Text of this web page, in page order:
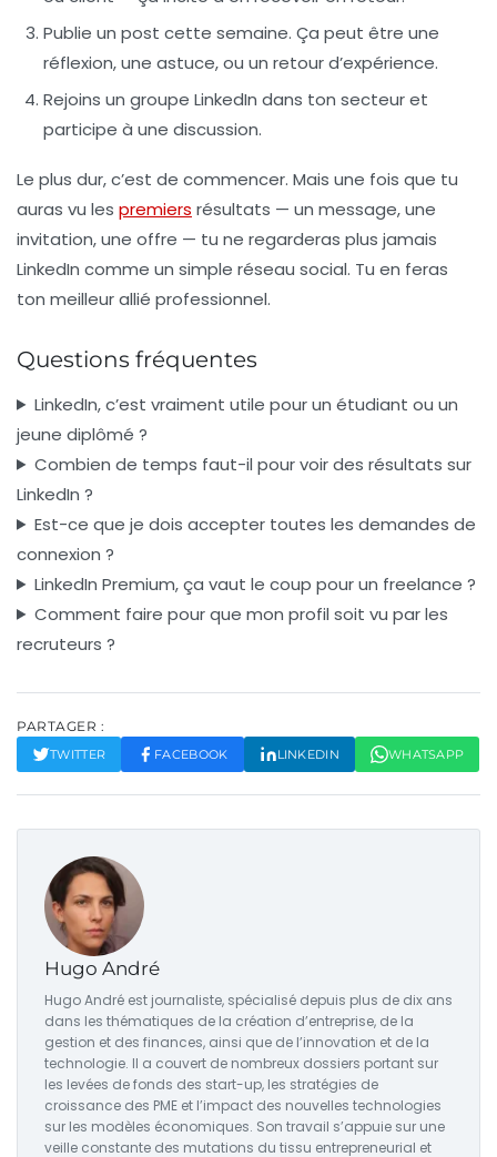
Publie un post cette semaine. Ça peut être une
réflexion, une astuce, ou un retour d’expérience.
Rejoins un groupe LinkedIn dans ton secteur et
participe à une discussion.
Le plus dur, c’est de commencer. Mais une fois que tu
auras vu les premiers résultats — un message, une
invitation, une offre — tu ne regarderas plus jamais
LinkedIn comme un simple réseau social. Tu en feras
ton meilleur allié professionnel.
Questions fréquentes
LinkedIn, c’est vraiment utile pour un étudiant ou un
jeune diplômé ?
Combien de temps faut-il pour voir des résultats sur
LinkedIn ?
Est-ce que je dois accepter toutes les demandes de
connexion ?
LinkedIn Premium, ça vaut le coup pour un freelance ?
Comment faire pour que mon profil soit vu par les
recruteurs ?
PARTAGER :
TWITTER FACEBOOK LINKEDIN WHATSAPP
Hugo André
Hugo André est journaliste, spécialisé depuis plus de dix ans
dans les thématiques de la création d’entreprise, de la
gestion et des finances, ainsi que de l’innovation et de la
technologie. Il a couvert de nombreux dossiers portant sur
les levées de fonds des start-up, les stratégies de
croissance des PME et l’impact des nouvelles technologies
sur les modèles économiques. Son travail s’appuie sur une
veille constante des mutations du tissu entrepreneurial et